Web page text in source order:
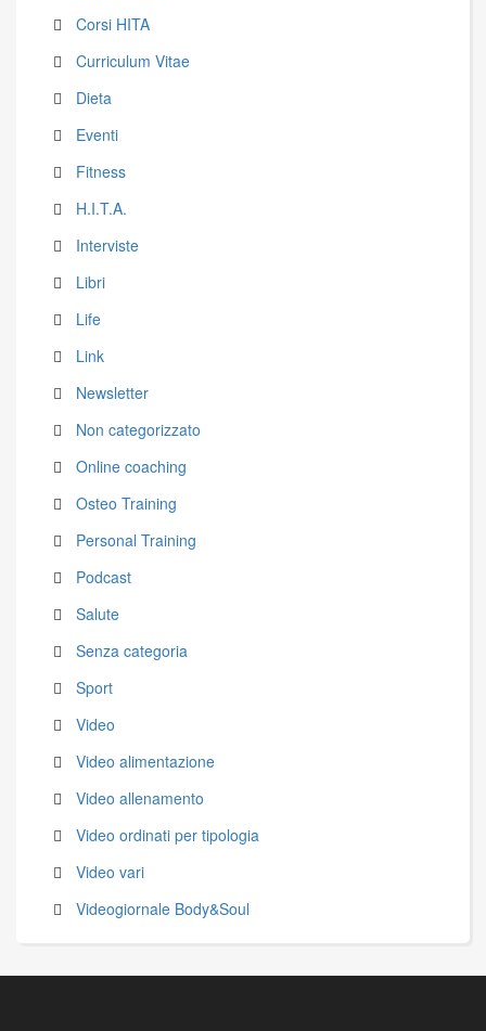
Corsi HITA
Curriculum Vitae
Dieta
Eventi
Fitness
H.I.T.A.
Interviste
Libri
Life
Link
Newsletter
Non categorizzato
Online coaching
Osteo Training
Personal Training
Podcast
Salute
Senza categoria
Sport
Video
Video alimentazione
Video allenamento
Video ordinati per tipologia
Video vari
Videogiornale Body&Soul